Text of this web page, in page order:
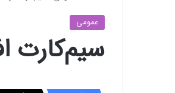
عمومی
سیم‌کارت‌